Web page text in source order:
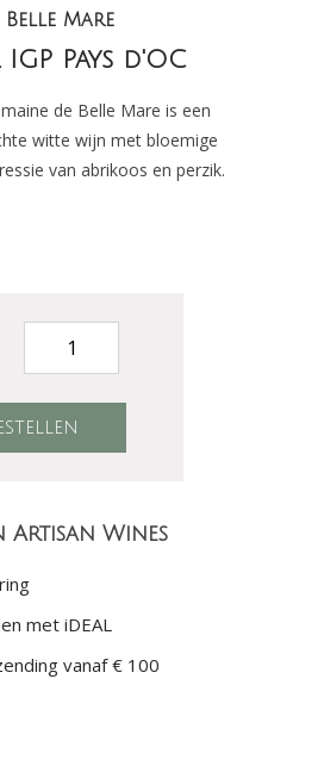
Belle Mare
Pays d'OC
de Belle Mare is een
witte wijn met bloemige
van abrikoos en perzik.
Artisan Wines
met iDEAL
vanaf € 100